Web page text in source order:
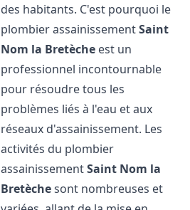
des habitants. C'est pourquoi le
plombier assainissementSaint
Nom la Bretèche est un
professionnel incontournable
pour résoudre tous les
problèmes liés à l'eau et aux
réseaux d'assainissement. Les
activités du plombier
assainissementSaint Nom la
Bretèchesont nombreuses et